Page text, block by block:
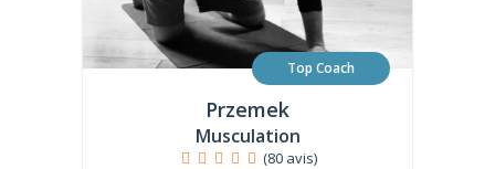
Top Coach
Przemek
Musculation
(80 avis)